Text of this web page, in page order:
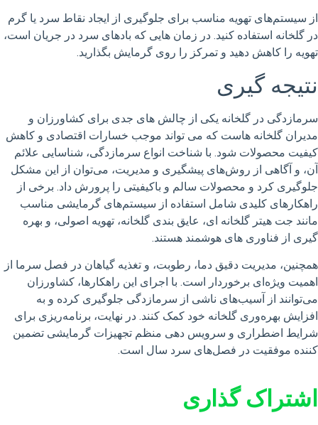
از سیستم‌های تهویه مناسب برای جلوگیری از ایجاد نقاط سرد یا گرم
در گلخانه استفاده کنید. در زمان هایی که بادهای سرد در جریان است،
تهویه را کاهش دهید و تمرکز را روی گرمایش بگذارید.
نتیجه گیری
سرمازدگی در گلخانه یکی از چالش های جدی برای کشاورزان و
مدیران گلخانه هاست که می تواند موجب خسارات اقتصادی و کاهش
کیفیت محصولات شود. با شناخت انواع سرمازدگی، شناسایی علائم
آن، و آگاهی از روش‌های پیشگیری و مدیریت، می‌توان از این مشکل
جلوگیری کرد و محصولات سالم و باکیفیتی را پرورش داد. برخی از
راهکارهای کلیدی شامل استفاده از سیستم‌های گرمایشی مناسب
مانند جت هیتر گلخانه ای، عایق بندی گلخانه، تهویه اصولی، و بهره
گیری از فناوری های هوشمند هستند.
همچنین، مدیریت دقیق دما، رطوبت، و تغذیه گیاهان در فصل سرما از
اهمیت ویژه‌ای برخوردار است. با اجرای این راهکارها، کشاورزان
می‌توانند از آسیب‌های ناشی از سرمازدگی جلوگیری کرده و به
افزایش بهره‌وری گلخانه خود کمک کنند. در نهایت، برنامه‌ریزی برای
شرایط اضطراری و سرویس دهی منظم تجهیزات گرمایشی تضمین
کننده‌ موفقیت در فصل‌های سرد سال است.
اشتراک گذاری